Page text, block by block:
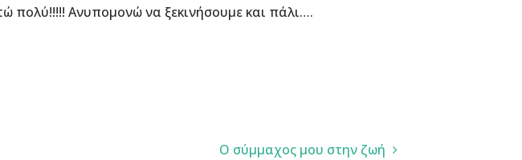
πολύ!!!!! Ανυπομονώ να ξεκινήσουμε και πάλι….
Ο σύμμαχος μου στην ζωή